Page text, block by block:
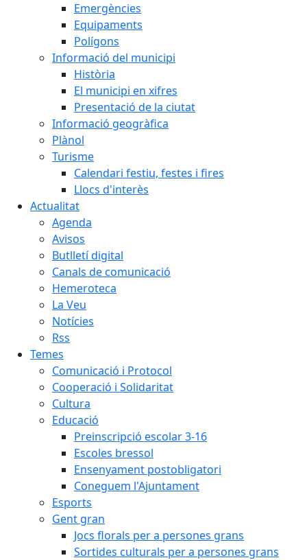
Emergències
Equipaments
Polígons
Informació del municipi
Història
El municipi en xifres
Presentació de la ciutat
Informació geogràfica
Plànol
Turisme
Calendari festiu, festes i fires
Llocs d'interès
Actualitat
Agenda
Avisos
Butlletí digital
Canals de comunicació
Hemeroteca
La Veu
Notícies
Rss
Temes
Comunicació i Protocol
Cooperació i Solidaritat
Cultura
Educació
Preinscripció escolar 3-16
Escoles bressol
Ensenyament postobligatori
Coneguem l'Ajuntament
Esports
Gent gran
Jocs florals per a persones grans
Sortides culturals per a persones grans